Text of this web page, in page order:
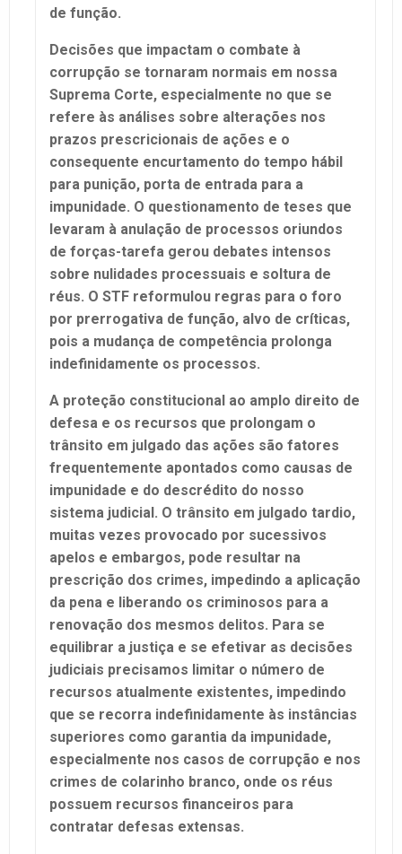
de função.
Decisões que impactam o combate à
corrupção se tornaram normais em nossa
Suprema Corte, especialmente no que se
refere às análises sobre alterações nos
prazos prescricionais de ações e o
consequente encurtamento do tempo hábil
para punição, porta de entrada para a
impunidade. O questionamento de teses que
levaram à anulação de processos oriundos
de forças-tarefa gerou debates intensos
sobre nulidades processuais e soltura de
réus. O STF reformulou regras para o foro
por prerrogativa de função, alvo de críticas,
pois a mudança de competência prolonga
indefinidamente os processos.
A proteção constitucional ao amplo direito de
defesa e os recursos que prolongam o
trânsito em julgado das ações são fatores
frequentemente apontados como causas de
impunidade e do descrédito do nosso
sistema judicial. O trânsito em julgado tardio,
muitas vezes provocado por sucessivos
apelos e embargos, pode resultar na
prescrição dos crimes, impedindo a aplicação
da pena e liberando os criminosos para a
renovação dos mesmos delitos. Para se
equilibrar a justiça e se efetivar as decisões
judiciais precisamos limitar o número de
recursos atualmente existentes, impedindo
que se recorra indefinidamente às instâncias
superiores como garantia da impunidade,
especialmente nos casos de corrupção e nos
crimes de colarinho branco, onde os réus
possuem recursos financeiros para
contratar defesas extensas.